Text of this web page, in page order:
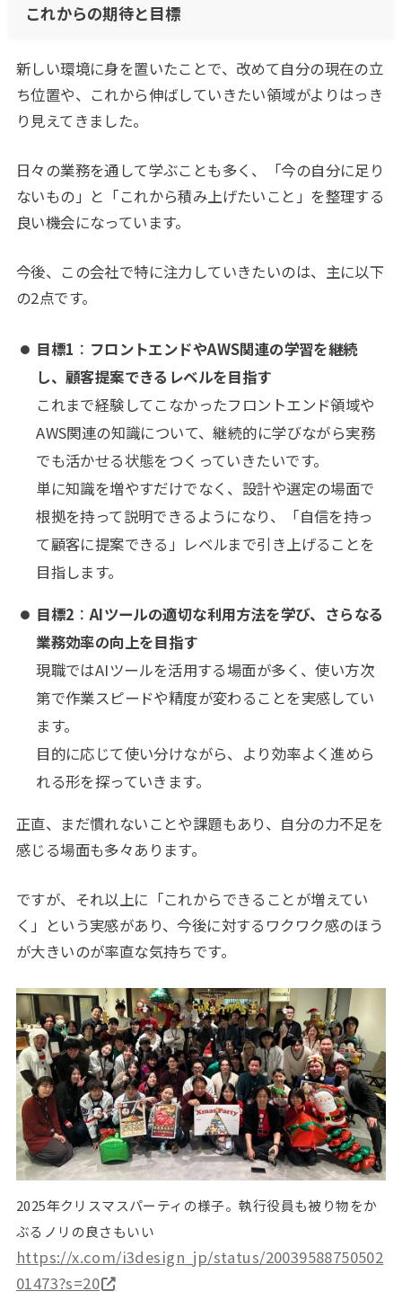
これからの期待と目標
新しい環境に身を置いたことで、改めて自分の現在の立
ち位置や、これから伸ばしていきたい領域がよりはっき
り見えてきました。
日々の業務を通して学ぶことも多く、「今の自分に足り
ないもの」と「これから積み上げたいこと」を整理する
良い機会になっています。
今後、この会社で特に注力していきたいのは、主に以下
の2点です。
目標1 ： フロントエンドやAWS関連の学習を継続
し、顧客提案できるレベルを目指す
これまで経験してこなかったフロントエンド領域や
AWS関連の知識について、継続的に学びながら実務
でも活かせる状態をつくっていきたいです。
単に知識を増やすだけでなく、設計や選定の場面で
根拠を持って説明できるようになり、「自信を持っ
て顧客に提案できる」レベルまで引き上げることを
目指します。
目標2 ：AIツールの適切な利用方法を学び、さらなる
業務効率の向上を目指す
現職ではAIツールを活用する場面が多く、使い方次
第で作業スピードや精度が変わることを実感してい
ます。
目的に応じて使い分けながら、より効率よく進めら
れる形を探っていきます。
正直、まだ慣れないことや課題もあり、自分の力不足を
感じる場面も多々あります。
ですが、それ以上に「これからできることが増えてい
く」という実感があり、今後に対するワクワク感のほう
が大きいのが率直な気持ちです。
2025年クリスマスパーティの様子。執行役員も被り物をか
ぶるノリの良さもいい
https://x.com/i3design_jp/status/20039588750502
01473?s=20